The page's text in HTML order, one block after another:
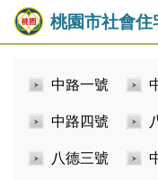
桃園市社會
中路一號
中路四號
八德三號